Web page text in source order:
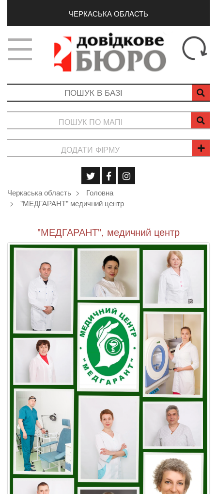
ЧЕРКАСЬКА ОБЛАСТЬ
ПОШУК ПО МАПІ
ДОДАТИ ФІРМУ
Черкаська область
Головна
"МЕДГАРАНТ" медичний центр
"МЕДГАРАНТ", медичний центр